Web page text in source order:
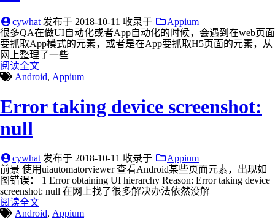
cywhat 发布于 2018-10-11 收录于
Appium
很多QA在做UI自动化或者App自动化的时候，会遇到在web页面
要抓取App模式的元素，或者是在App要抓取H5页面的元素，从
网上整理了一些
阅读全文
Android, Appium
Error taking device screenshot:
null
cywhat 发布于 2018-10-11 收录于
Appium
前景 使用uiautomatorviewer 查看Android某些页面元素，出现如
图错误： 1 Error obtaining UI hierarchy Reason: Error taking device
screenshot: null 在网上找了很多解决办法依然没解
阅读全文
Android, Appium